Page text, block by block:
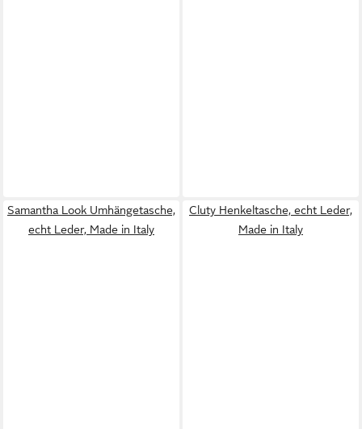
Samantha Look Umhängetasche,
echt Leder, Made in Italy
Cluty Henkeltasche, echt Leder,
Made in Italy